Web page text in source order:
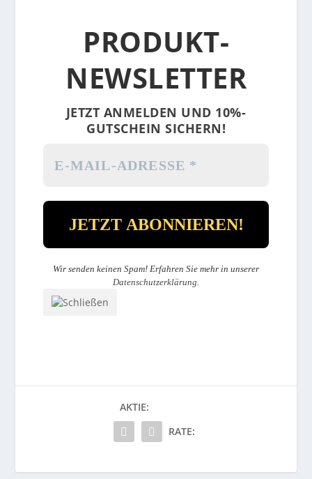
PRODUKT-
NEWSLETTER
JETZT ANMELDEN UND 10%-
GUTSCHEIN SICHERN!
Wir senden keinen Spam! Erfahren Sie mehr in unserer
Datenschutzerklärung.
AKTIE:
RATE: